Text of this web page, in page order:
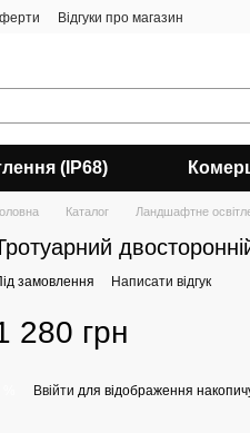
Відгуки про магазин
(IP68)
Каталог Ландшафтне
замовлення Написати відгук
280 грн
Ввійти для відображення